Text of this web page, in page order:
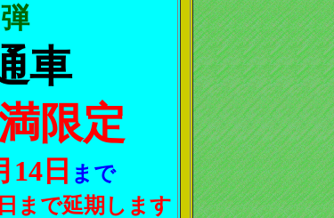
車
限定
14日 まで
まで延期します